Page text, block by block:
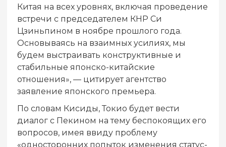
Китая на всех уровнях, включая проведение
встречи с председателем КНР Си
Цзиньпином в ноябре прошлого года.
Основываясь на взаимных усилиях, мы
будем выстраивать конструктивные и
стабильные японско-китайские
отношения», — цитирует агентство
заявление японского премьера.
По словам Кисиды, Токио будет вести
диалог с Пекином на тему беспокоящих его
вопросов, имея ввиду проблему
«односторонних попыток изменения статус-